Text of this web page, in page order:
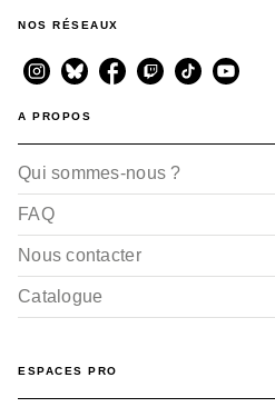
NOS RÉSEAUX
A PROPOS
Qui sommes-nous ?
FAQ
Nous contacter
Catalogue
ESPACES PRO